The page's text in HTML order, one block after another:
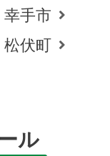
幸手市
松伏町
ル